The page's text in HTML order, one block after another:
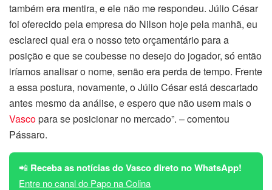
também era mentira, e ele não me respondeu. Júlio César
foi oferecido pela empresa do Nilson hoje pela manhã, eu
esclareci qual era o nosso teto orçamentário para a
posição e que se coubesse no desejo do jogador, só então
iríamos analisar o nome, senão era perda de tempo. Frente
a essa postura, novamente, o Júlio César está descartado
antes mesmo da análise, e espero que não usem mais o
Vascopara se posicionar no mercado”. – comentou
Pássaro.
📲 Receba as notícias do Vasco direto no WhatsApp!
Entre no canal do Papo na Colina